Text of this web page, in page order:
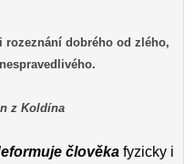
rozeznání dobrého od zlého,
z Koldína
člověka fyzicky i